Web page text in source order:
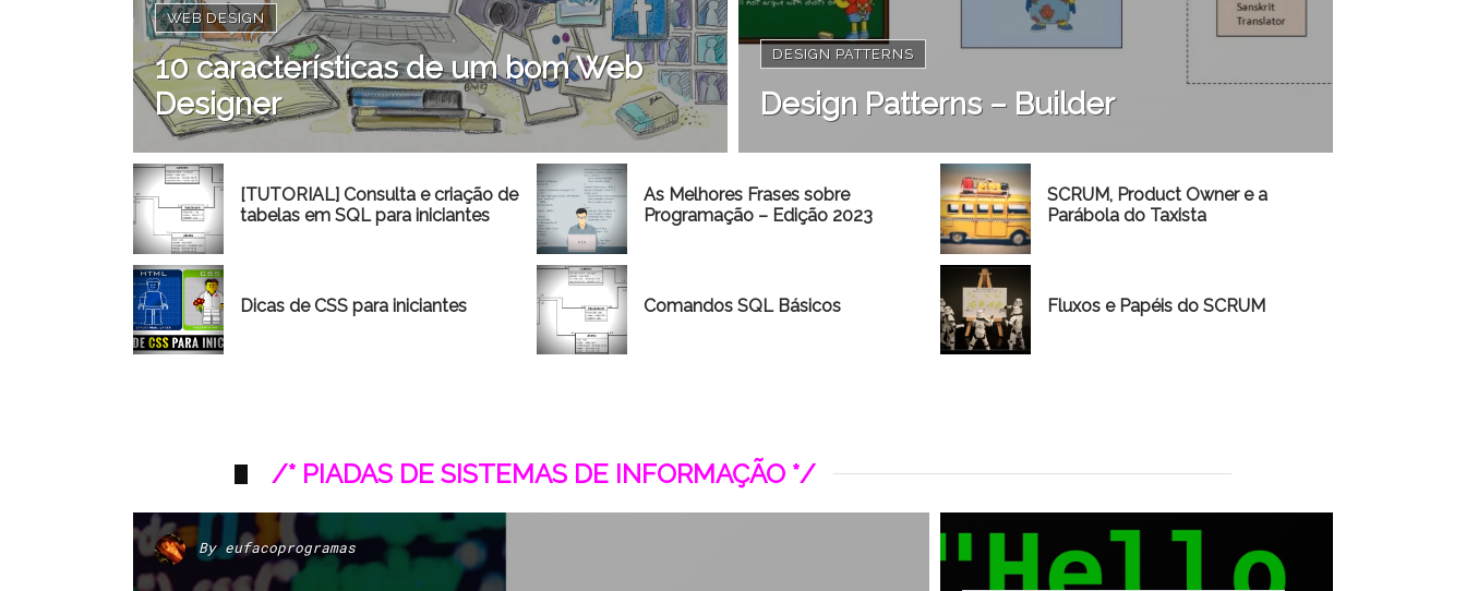
WEB DESIGN
10 características de um bom Web
Designer
DESIGN PATTERNS
Design Patterns – Builder
[TUTORIAL] Consulta e criação de
tabelas em SQL para iniciantes
As Melhores Frases sobre
Programação – Edição 2023
SCRUM, Product Owner e a
Parábola do Taxista
Dicas de CSS para iniciantes Comandos SQL Básicos Fluxos e Papéis do SCRUM
/* PIADAS DE SISTEMAS DE INFORMAÇÃO */
Byeufacoprogramas